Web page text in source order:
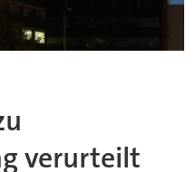
verurteilt